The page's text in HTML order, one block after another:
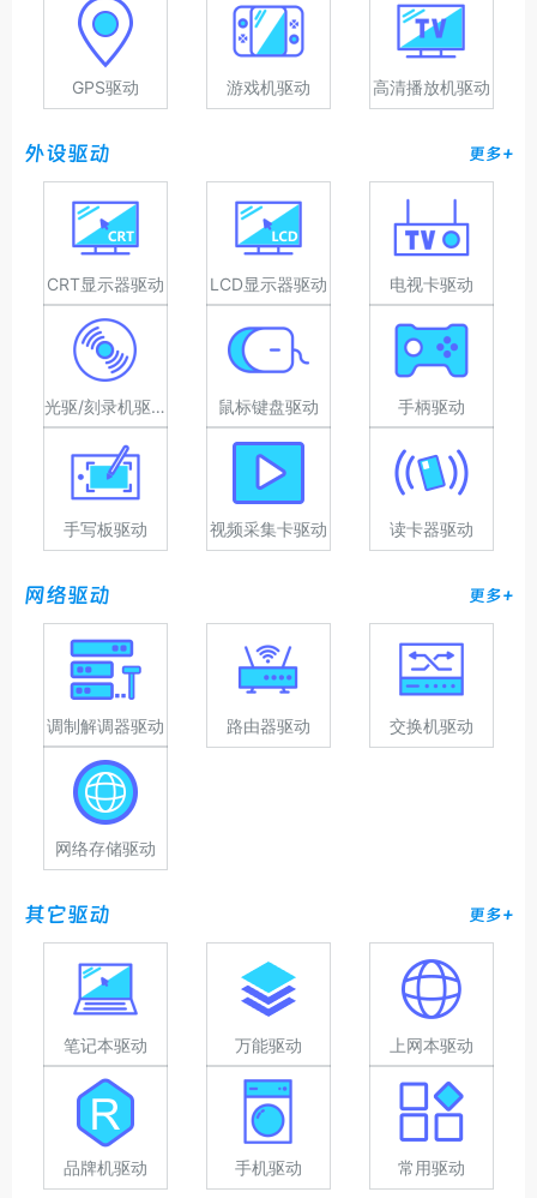
GPS驱动 游戏机驱动 高清播放机驱动
外设驱动 更多+
CRT显示器驱动 LCD显示器驱动 电视卡驱动
光驱/刻录机驱动 鼠标键盘驱动 手柄驱动
手写板驱动 视频采集卡驱动 读卡器驱动
网络驱动 更多+
调制解调器驱动 路由器驱动 交换机驱动
网络存储驱动
其它驱动 更多+
笔记本驱动 万能驱动 上网本驱动
品牌机驱动 手机驱动 常用驱动